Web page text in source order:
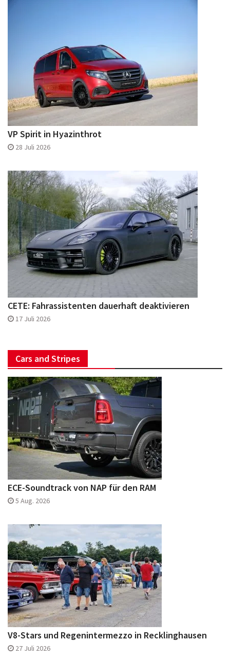
VP Spirit in Hyazinthrot
28 Juli 2026
CETE: Fahrassistenten dauerhaft deaktivieren
17 Juli 2026
Cars and Stripes
ECE-Soundtrack von NAP für den RAM
5 Aug. 2026
V8-Stars und Regenintermezzo in Recklinghausen
27 Juli 2026